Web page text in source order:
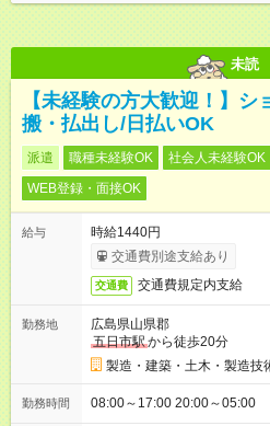
未読
【未経験の方大歓迎！】
搬・払出し/日払いOK
派遣 職種未経験OK 社会人未経験OK
WEB登録・面接OK
給与
時給1440円
交通費別途支給あり
交通費 交通費規定内支給
勤務地
広島県山県郡
五日市駅から徒歩20分
製造・建築・土木・製造技
勤務時間 08:00～17:00 20:00～05:00